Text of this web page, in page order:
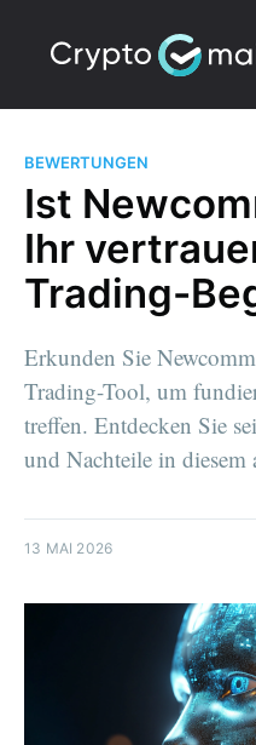
BEWERTUNGEN
Ist
Ihr
Trading-
Erkunden Sie
Trading-Tool, um
treffen. Entdecken Sie
und Nachteile in
13 MAI 2026